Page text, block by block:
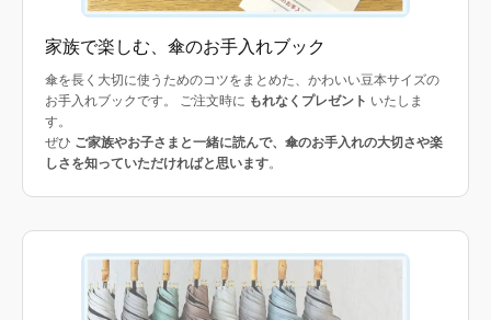
家族で楽しむ、傘のお手入れブック
傘を長く大切に使うためのコツをまとめた、かわいい豆本サイズの
お手入れブックです。 ご注文時に もれなくプレゼント いたしま
す。
ぜひ ご家族やお子さまと一緒に読んで、傘のお手入れの大切さや楽
しさを知っていただければと思います。